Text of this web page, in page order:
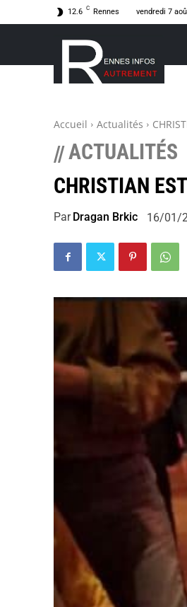
12.6 C Rennes vendredi 7
Accueil Actualités
//ACTUALITÉS
CHRISTIAN
Par Dragan Brkic 16/01/